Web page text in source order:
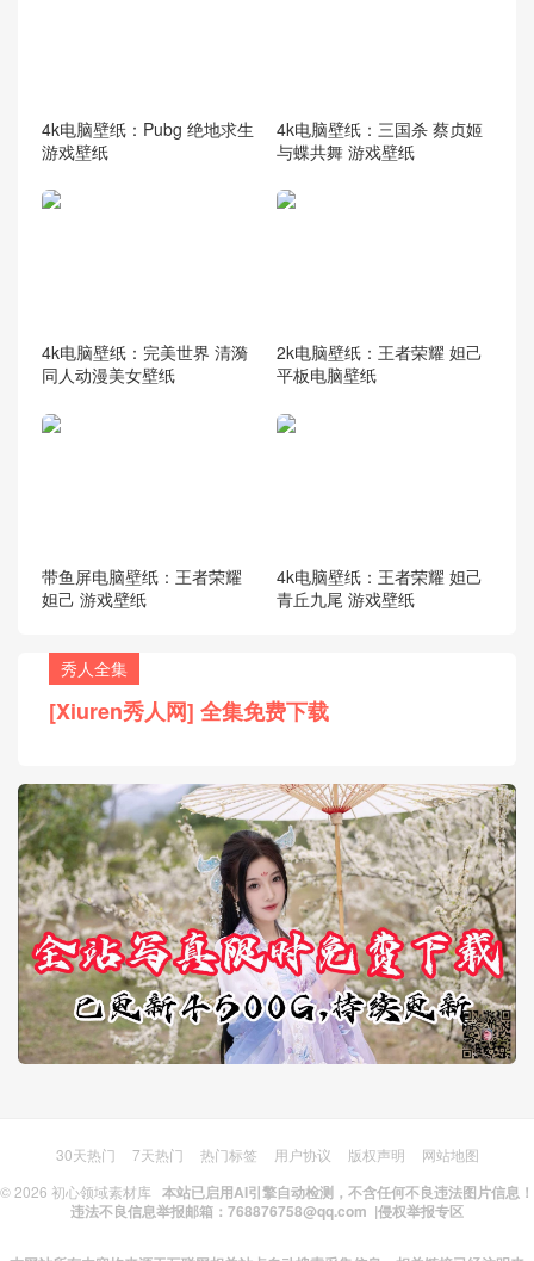
4k电脑壁纸：Pubg 绝地求生
游戏壁纸
4k电脑壁纸：三国杀 蔡贞姬
与蝶共舞 游戏壁纸
4k电脑壁纸：完美世界 清漪
同人动漫美女壁纸
2k电脑壁纸：王者荣耀 妲己
平板电脑壁纸
带鱼屏电脑壁纸：王者荣耀
妲己 游戏壁纸
4k电脑壁纸：王者荣耀 妲己
青丘九尾 游戏壁纸
秀人全集
[Xiuren秀人网] 全集免费下载
30天热门 7天热门 热门标签 用户协议 版权声明
网站地图
© 2026 初心领域素材库 本站已启用AI引擎自动检测，不含任何不良违法图片信息！
违法不良信息举报邮箱：768876758@qq.com |侵权举报专区